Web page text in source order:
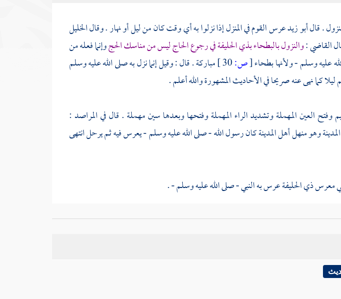
. قالأبو زيدعرس القوم في المنزل إذا نزلوا به أي وقت كان من ليل أو نهار . وقالالخليل
القاضي :والنزول بالبطحاءبذي الحليفةفي رجوع الحاج ليس من مناسك الحجوإنما فعله من
عليه وسلم - ولأنها بطحاء[ص:
مباركة . قال : وقيل إنما نزل به صلى الله عليه وسلم
كما نهى عنه صريحا في الأحاديث المشهورة والله أعلم .
العين المهملة وتشديد الراء المهملة وفتحها وبعدها سين مهملة . قال في المراصد :
المدينةوهو منهلأهل المدينةكان رسول الله - صلى الله عليه وسلم - يعرس فيه ثم يرحل انتهى
معرسذي الحليفةعرس به النبي - صلى الله عليه وسلم - .